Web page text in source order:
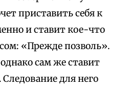
приставить себя к
и ставит кое-что
«Прежде позволь».
сам же ставит
для него